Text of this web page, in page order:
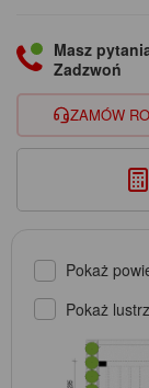
Masz
Zadzwoń
ZAMÓW
Pokaż
Pokaż